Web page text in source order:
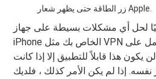
زر الطاقة حتى يظهر شعار Apple.
لحل أي مشكلات بسيطة على جهاز
iPhone الخاص بك مثل VPN لا يعمل على iPhone. ومع ذلك ،
يكون هذا قابلاً للتطبيق إلا إذا كانت
إذا لم يكن الأمر كذلك ، فلديك